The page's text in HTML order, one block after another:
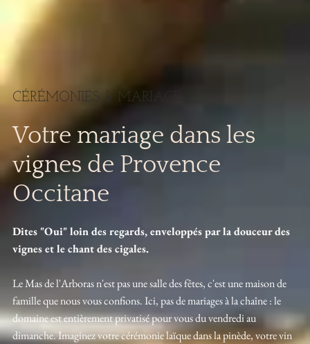
CÉRÉMONIES & MARIAGE
Votre mariage dans les
vignes de Provence
Occitane
Dites "Oui" loin des regards, enveloppés par la douceur des
vignes et le chant des cigales.
Le Mas de l'Arboras n'est pas une salle des fêtes, c'est une maison de
famille que nous vous confions. Ici, pas de mariages à la chaîne : le
domaine est entièrement privatisé pour vous du vendredi au
dimanche. Imaginez votre cérémonie laïque dans la pinède, votre vin